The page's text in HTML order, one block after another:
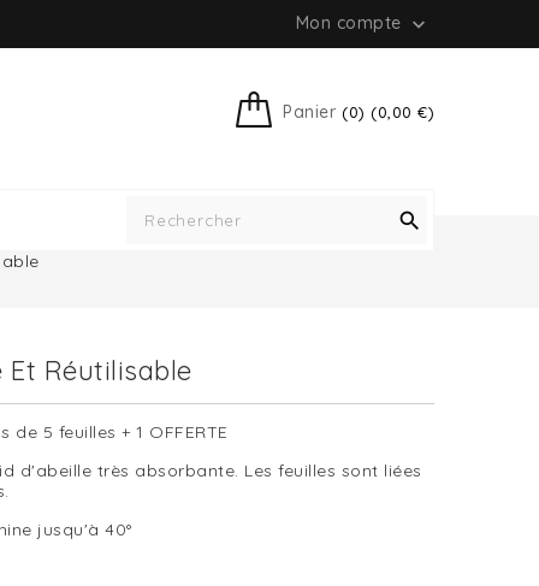
Mon compte 
Panier (0) (0,00 €)

Et Réutilisable
5 feuilles + 1 OFFERTE
d'abeille très absorbante. Les feuilles sont liées
jusqu'à 40°